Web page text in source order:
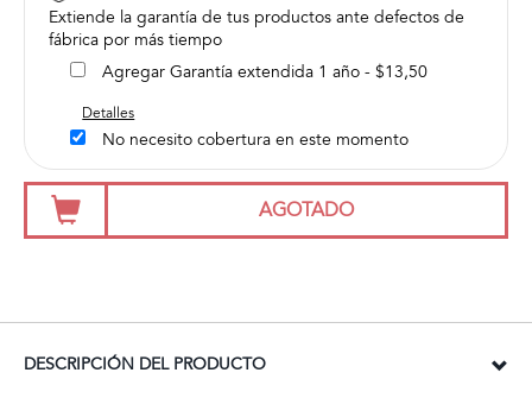
Extiende la garantía de tus productos ante defectos de
fábrica por más tiempo
Agregar Garantía extendida 1 año - $13,50
Detalles
No necesito cobertura en este momento
AGOTADO
DESCRIPCIÓN DEL PRODUCTO